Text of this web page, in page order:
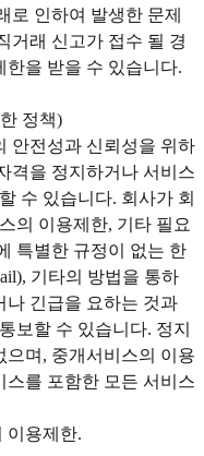
로 인하여 발생한 문제
거래 신고가 접수 될 경
한을 받을 수 있습니다.
정책)
안전성과 신뢰성을 위하
격을 정지하거나 서비스
수 있습니다. 회사가 회
의 이용제한, 기타 필요
특별한 규정이 없는 한
기타의 방법을 통하
나 긴급을 요하는 것과
보할 수 있습니다. 정지
으며, 중개서비스의 이용
스를 포함한 모든 서비스
이용제한.